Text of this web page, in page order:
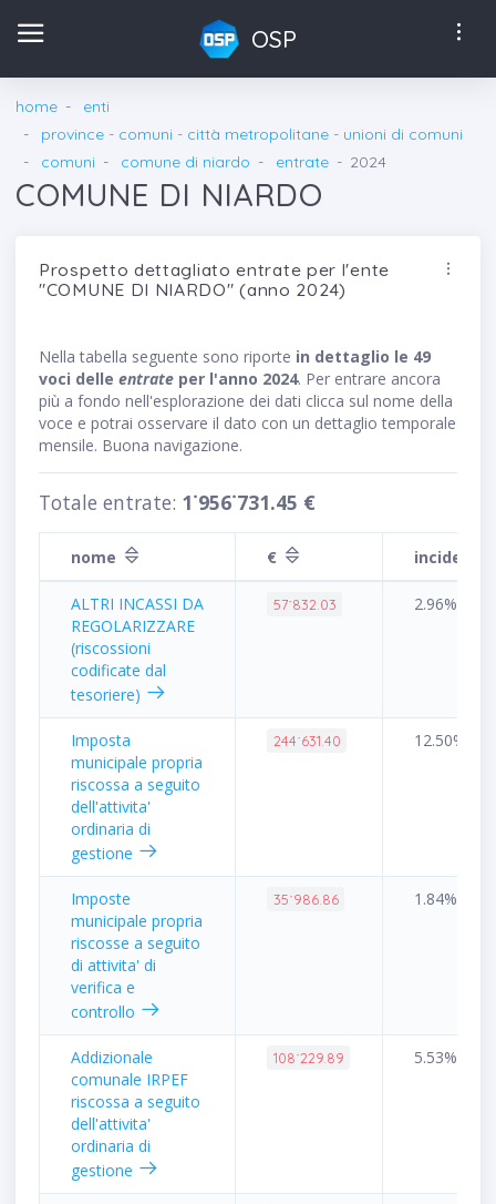
OSP
home
enti
province - comuni - città metropolitane - unioni di comuni
comuni
comune di niardo entrate 2024
COMUNE DI NIARDO
Prospetto dettagliato entrate per l'ente
"COMUNE DI NIARDO" (anno 2024)
Nella tabella seguente sono riporte in dettaglio le 49
voci delle entrate per l'anno 2024. Per entrare ancora
più a fondo nell'esplorazione dei dati clicca sul nome della
voce e potrai osservare il dato con un dettaglio temporale
mensile. Buona navigazione.
Totale entrate: 1˙956˙731.45 €
nome €
ALTRI INCASSI DA
REGOLARIZZARE
(riscossioni
codificate dal
tesoriere)
57˙832.03 2.96%
Imposta
municipale propria
riscossa a seguito
dell'attivita'
ordinaria di
gestione
244˙631.40 12.50%
Imposte
municipale propria
riscosse a seguito
di attivita' di
verifica e
controllo
35˙986.86 1.84%
Addizionale
comunale IRPEF
riscossa a seguito
dell'attivita'
ordinaria di
gestione
108˙229.89 5.53%